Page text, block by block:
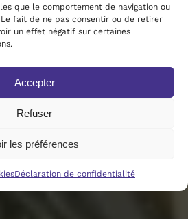
que le comportement de navigation ou
fait de ne pas consentir ou de retirer
un effet négatif sur certaines
Accepter
Refuser
les préférences
Déclaration de confidentialité